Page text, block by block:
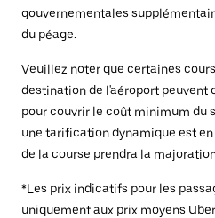
gouvernementales
du péage.
Veuillez noter que certaines
destination de l'aéroport peuvent
pour couvrir le coût minimum du
une tarification dynamique est
de la course prendra la
*Les prix indicatifs pour les
uniquement aux prix moyens